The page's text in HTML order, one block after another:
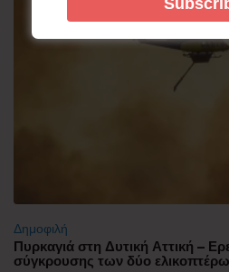
Δημοφιλή
Πυρκαγιά στη Δυτική Αττική –
σύγκρουσης των δύο